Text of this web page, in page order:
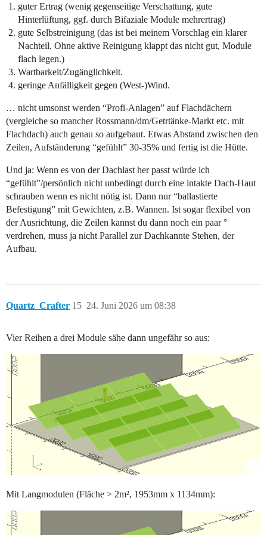
guter Ertrag (wenig gegenseitige Verschattung, gute
Hinterlüftung, ggf. durch Bifaziale Module mehrertrag)
gute Selbstreinigung (das ist bei meinem Vorschlag ein klarer
Nachteil. Ohne aktive Reinigung klappt das nicht gut, Module
flach legen.)
Wartbarkeit/Zugänglichkeit.
geringe Anfälligkeit gegen (West-)Wind.
… nicht umsonst werden “Profi-Anlagen” auf Flachdächern
(vergleiche so mancher Rossmann/dm/Getrtänke-Markt etc. mit
Flachdach) auch genau so aufgebaut. Etwas Abstand zwischen den
Zeilen, Aufständerung “gefühlt” 30-35% und fertig ist die Hütte.
Und ja: Wenn es von der Dachlast her passt würde ich
“gefühlt”/persönlich nicht unbedingt durch eine intakte Dach-Haut
schrauben wenn es nicht nötig ist. Dann nur “ballastierte
Befestigung” mit Gewichten, z.B. Wannen. Ist sogar flexibel von
der Ausrichtung, die Zeilen kannst du dann noch ein paar °
verdrehen, muss ja nicht Parallel zur Dachkannte Stehen, der
Aufbau.
Quartz_Crafter 24. Juni 2026 um 08:38
15
Vier Reihen a drei Module sähe dann ungefähr so aus:
Mit Langmodulen (Fläche > 2m², 1953mm x 1134mm):